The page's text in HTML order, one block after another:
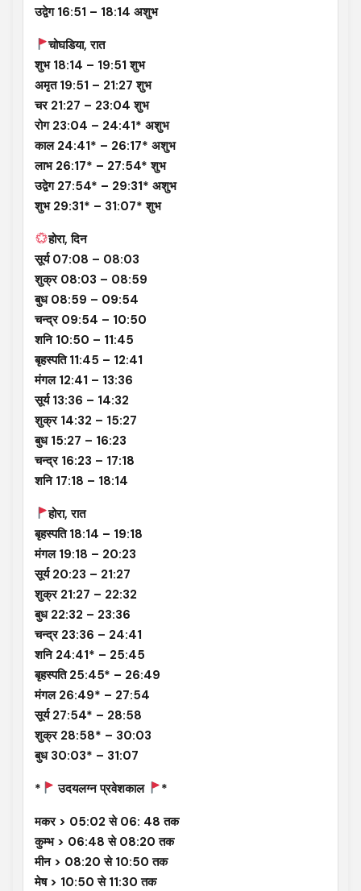
उद्वेग 16:51 – 18:14 अशुभ
चोघडिया, रात
शुभ 18:14 – 19:51 शुभ
अमृत 19:51 – 21:27 शुभ
चर 21:27 – 23:04 शुभ
रोग 23:04 – 24:41* अशुभ
काल 24:41* – 26:17* अशुभ
लाभ 26:17* – 27:54* शुभ
उद्वेग 27:54* – 29:31* अशुभ
शुभ 29:31* – 31:07* शुभ
होरा, दिन
सूर्य 07:08 – 08:03
शुक्र 08:03 – 08:59
बुध 08:59 – 09:54
चन्द्र 09:54 – 10:50
शनि 10:50 – 11:45
बृहस्पति 11:45 – 12:41
मंगल 12:41 – 13:36
सूर्य 13:36 – 14:32
शुक्र 14:32 – 15:27
बुध 15:27 – 16:23
चन्द्र 16:23 – 17:18
शनि 17:18 – 18:14
होरा, रात
बृहस्पति 18:14 – 19:18
मंगल 19:18 – 20:23
सूर्य 20:23 – 21:27
शुक्र 21:27 – 22:32
बुध 22:32 – 23:36
चन्द्र 23:36 – 24:41
शनि 24:41* – 25:45
बृहस्पति 25:45* – 26:49
मंगल 26:49* – 27:54
सूर्य 27:54* – 28:58
शुक्र 28:58* – 30:03
बुध 30:03* – 31:07
* उदयलग्न प्रवेशकाल *
मकर > 05:02 से 06: 48 तक
कुम्भ > 06:48 से 08:20 तक
मीन > 08:20 से 10:50 तक
मेष > 10:50 से 11:30 तक